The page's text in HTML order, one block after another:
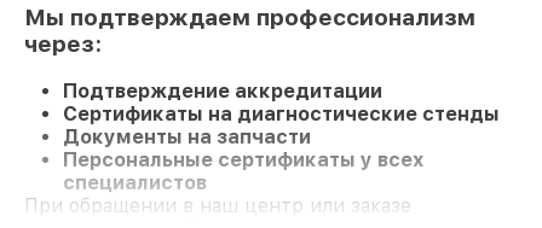
Мы подтверждаем профессионализм
через:
Подтверждение аккредитации
Сертификаты на диагностические стенды
Документы на запчасти
Персональные сертификаты у всех
специалистов
При обращении в наш центр или заказе